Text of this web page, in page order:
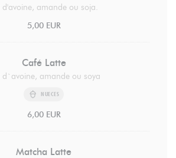
d'avoine, amande ou soja.
5,00 EUR
Café Latte
d`avoine, amande ou soya
NUECES
6,00 EUR
Matcha Latte